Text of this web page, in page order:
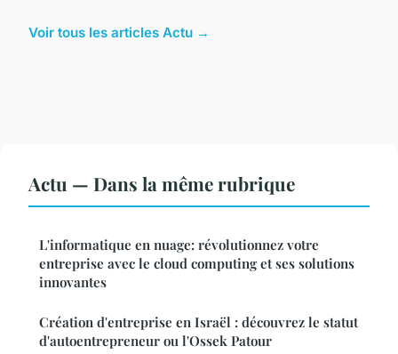
Voir tous les articles Actu →
Actu — Dans la même rubrique
L'informatique en nuage: révolutionnez votre
entreprise avec le cloud computing et ses solutions
innovantes
Création d'entreprise en Israël : découvrez le statut
d'autoentrepreneur ou l'Ossek Patour